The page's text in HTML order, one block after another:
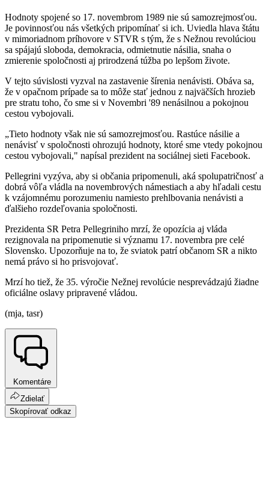
Hodnoty spojené so 17. novembrom 1989 nie sú samozrejmosťou.
Je povinnosťou nás všetkých pripomínať si ich. Uviedla hlava štátu
v mimoriadnom príhovore v STVR s tým, že s Nežnou revolúciou
sa spájajú sloboda, demokracia, odmietnutie násilia, snaha o
zmierenie spoločnosti aj prirodzená túžba po lepšom živote.
V tejto súvislosti vyzval na zastavenie šírenia nenávisti. Obáva sa,
že v opačnom prípade sa to môže stať jednou z najväčších hrozieb
pre stratu toho, čo sme si v Novembri '89 nenásilnou a pokojnou
cestou vybojovali.
„Tieto hodnoty však nie sú samozrejmosťou. Rastúce násilie a
nenávisť v spoločnosti ohrozujú hodnoty, ktoré sme vtedy pokojnou
cestou vybojovali," napísal prezident na sociálnej sieti Facebook.
Pellegrini vyzýva, aby si občania pripomenuli, aká spolupatričnosť a
dobrá vôľa vládla na novembrových námestiach a aby hľadali cestu
k vzájomnému porozumeniu namiesto prehlbovania nenávisti a
ďalšieho rozdeľovania spoločnosti.
Prezidenta SR Petra Pellegriniho mrzí, že opozícia aj vláda
rezignovala na pripomenutie si významu 17. novembra pre celé
Slovensko. Upozorňuje na to, že sviatok patrí občanom SR a nikto
nemá právo si ho prisvojovať.
Mrzí ho tiež, že 35. výročie Nežnej revolúcie nesprevádzajú žiadne
oficiálne oslavy pripravené vládou.
(mja, tasr)
Komentáre
Zdielať
Skopírovať odkaz